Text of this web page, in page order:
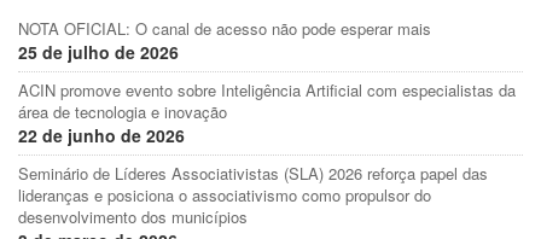
NOTA OFICIAL: O canal de acesso não pode esperar mais
25 de julho de 2026
ACIN promove evento sobre Inteligência Artificial com especialistas da
área de tecnologia e inovação
22 de junho de 2026
Seminário de Líderes Associativistas (SLA) 2026 reforça papel das
lideranças e posiciona o associativismo como propulsor do
desenvolvimento dos municípios